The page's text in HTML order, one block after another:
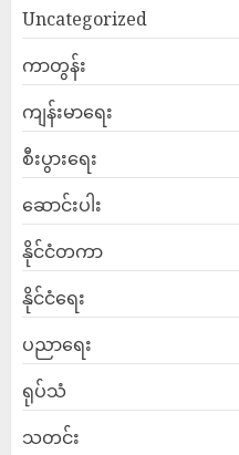
Uncategorized
ကာတွန်း
ကျန်းမာရေး
စီးပွားရေး
ဆောင်းပါး
နိုင်ငံတကာ
နိုင်ငံရေး
ပညာရေး
ရုပ်သံ
သတင်း